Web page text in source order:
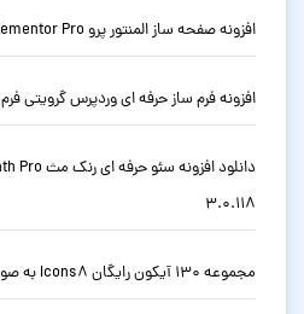
افزونه صفحه ساز المنتور پرو Elementor Pro وردپرس نسخه 4.2.1
افزونه فرم ساز حرفه ای وردپرس گرویتی فرم Gravity Forms نسخه 3.0.0
3.0.118
مجموعه 130 آیکون رایگان Icons8 به صورت SVG